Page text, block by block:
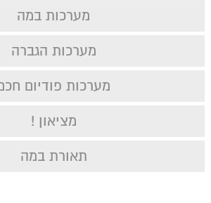
מערכות במה
מערכות הגברה
מערכות פודיום
מציאון !
תאורת במה